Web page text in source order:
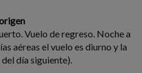
Vuelo de regreso. Noche a
aéreas el vuelo es diurno y la
día siguiente).